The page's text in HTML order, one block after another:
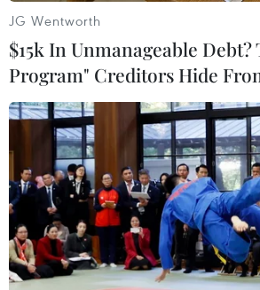
Theo dõi VietnamPlus
TIN LIÊN QUAN
JG Wentworth
$15k In Unmanageable Debt?
Program" Creditors Hide